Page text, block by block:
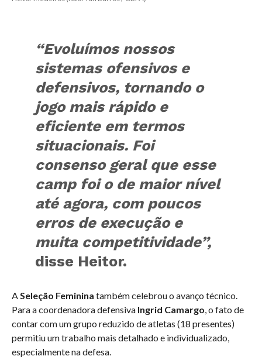
“Evoluímos nossos
sistemas ofensivos e
defensivos, tornando o
jogo mais rápido e
eficiente em termos
situacionais. Foi
consenso geral que esse
camp foi o de maior nível
até agora, com poucos
erros de execução e
muita competitividade”,
disse Heitor.
A Seleção Feminina também celebrou o avanço técnico.
Para a coordenadora defensiva Ingrid Camargo , o fato de
contar com um grupo reduzido de atletas (18 presentes)
permitiu um trabalho mais detalhado e individualizado,
especialmente na defesa.